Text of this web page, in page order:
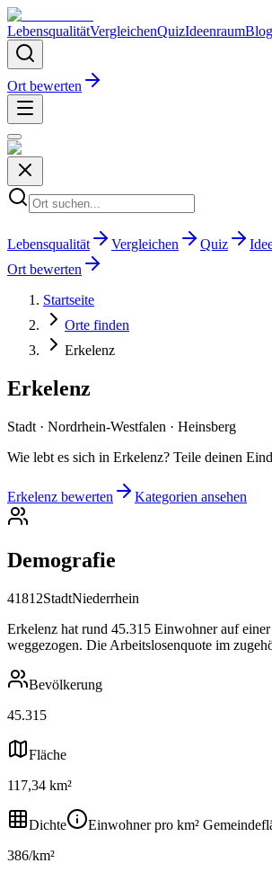
LebensqualitätVergleichenQuizIdeenraumBlog
Ort bewerten
Lebensqualität Vergleichen Quiz
Ort bewerten
Startseite
Orte finden
Erkelenz
Erkelenz
Stadt · Nordrhein-Westfalen · Heinsberg
Wie lebt es sich in Erkelenz? Teile deinen
Erkelenz bewerten Kategorien ansehen
Demografie
41812StadtNiederrhein
Erkelenz hat rund 45.315 Einwohner auf
weggezogen. Die Arbeitslosenquote im
Bevölkerung
45.315
Fläche
117,34 km²
Dichte
Einwohner pro km²
386/km²